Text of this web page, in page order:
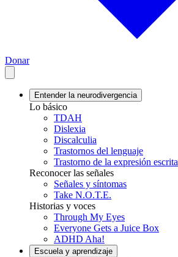
Donar
Entender la neurodivergencia
Lo básico
TDAH
Dislexia
Discalculia
Trastornos del lenguaje
Trastorno de la expresión escrita
Reconocer las señales
Señales y síntomas
Take N.O.T.E.
Historias y voces
Through My Eyes
Everyone Gets a Juice Box
ADHD Aha!
Escuela y aprendizaje